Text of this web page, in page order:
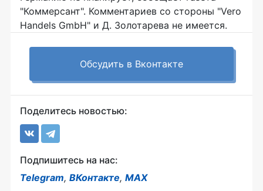
"Коммерсант". Комментариев со стороны "Vero
Handels GmbH" и Д. Золотарева не имеется.
Обсудить в Вконтакте
Поделитесь новостью:
Подпишитесь на нас:
Telegram, ВКонтакте, MAX